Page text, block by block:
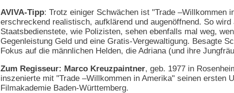
AVIVA-Tipp: Trotz einiger Schwächen ist "Trade –Willkommen
erschreckend realistisch, aufklärend und augenöffnend. So
Staatsbedienstete, wie Polizisten, sehen ebenfalls mal weg,
Gegenleistung Geld und eine Gratis-Vergewaltigung. Besagte
Fokus auf die männlichen Helden, die Adriana (und ihre
Zum Regisseur: Marco Kreuzpaintner, geb. 1977 in
inszenierte mit "Trade –Willkommen in Amerika" seinen
Filmakademie Baden-Württemberg.